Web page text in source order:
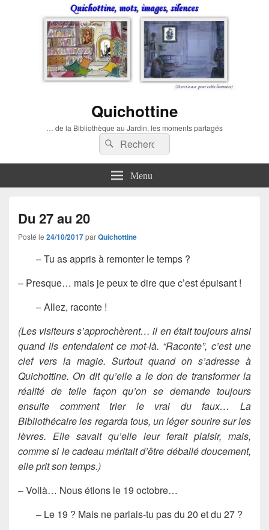
Quichottine
… de la Bibliothèque au Jardin, les moments partagés
Recherche :
Rechercher
Menu
Du 27 au 20
Posté le 24/10/2017parQuichottine
– Tu as appris à remonter le temps ?
– Presque… mais je peux te dire que c’est épuisant !
– Allez, raconte !
(Les visiteurs s’approchèrent… il en était toujours ainsi
quand ils entendaient ce mot-là. “Raconte”, c’est une
clef vers la magie. Surtout quand on s’adresse à
Quichottine. On dit qu’elle a le don de transformer la
réalité de telle façon qu’on se demande toujours
ensuite comment trier le vrai du faux… La
Bibliothécaire les regarda tous, un léger sourire sur les
lèvres. Elle savait qu’elle leur ferait plaisir, mais,
comme si le cadeau méritait d’être déballé doucement,
elle prit son temps.)
– Voilà… Nous étions le 19 octobre…
– Le 19 ? Mais ne parlais-tu pas du 20 et du 27 ?